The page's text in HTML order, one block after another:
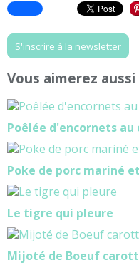
S'inscrire à la newsletter
Vous aimerez aussi
Poêlée d'encornets
Poke de porc mariné
Le tigre qui pleure
Mijoté de Boeuf